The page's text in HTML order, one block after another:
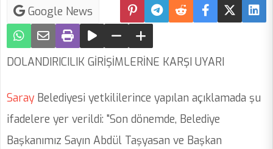
Google News
DOLANDIRICILIK GİRİŞİMLERİNE KARŞI UYARI
Saray Belediyesi yetkililerince yapılan açıklamada şu
ifadelere yer verildi: "Son dönemde, Belediye
Başkanımız Sayın Abdül Taşyasan ve Başkan